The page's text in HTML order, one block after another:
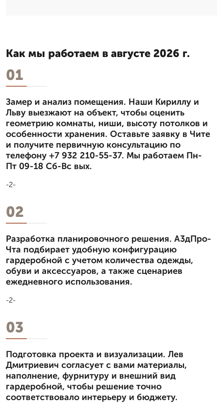
Как мы работаем в августе 2026 г.
01
Замер и анализ помещения. Наши Кириллу и
Льву выезжают на объект, чтобы оценить
геометрию комнаты, ниши, высоту потолков и
особенности хранения. Оставьте заявку в Чите
и получите первичную консультацию по
телефону +7 932 210-55-37. Мы работаем Пн-
Пт 09-18 Сб-Вс вых.
-2-
02
Разработка планировочного решения. А3дПро-
Чта подбирает удобную конфигурацию
гардеробной с учетом количества одежды,
обуви и аксессуаров, а также сценариев
ежедневного использования.
-2-
03
Подготовка проекта и визуализации. Лев
Дмитpиевич согласует с вами материалы,
наполнение, фурнитуру и внешний вид
гардеробной, чтобы решение точно
соответствовало интерьеру и бюджету.